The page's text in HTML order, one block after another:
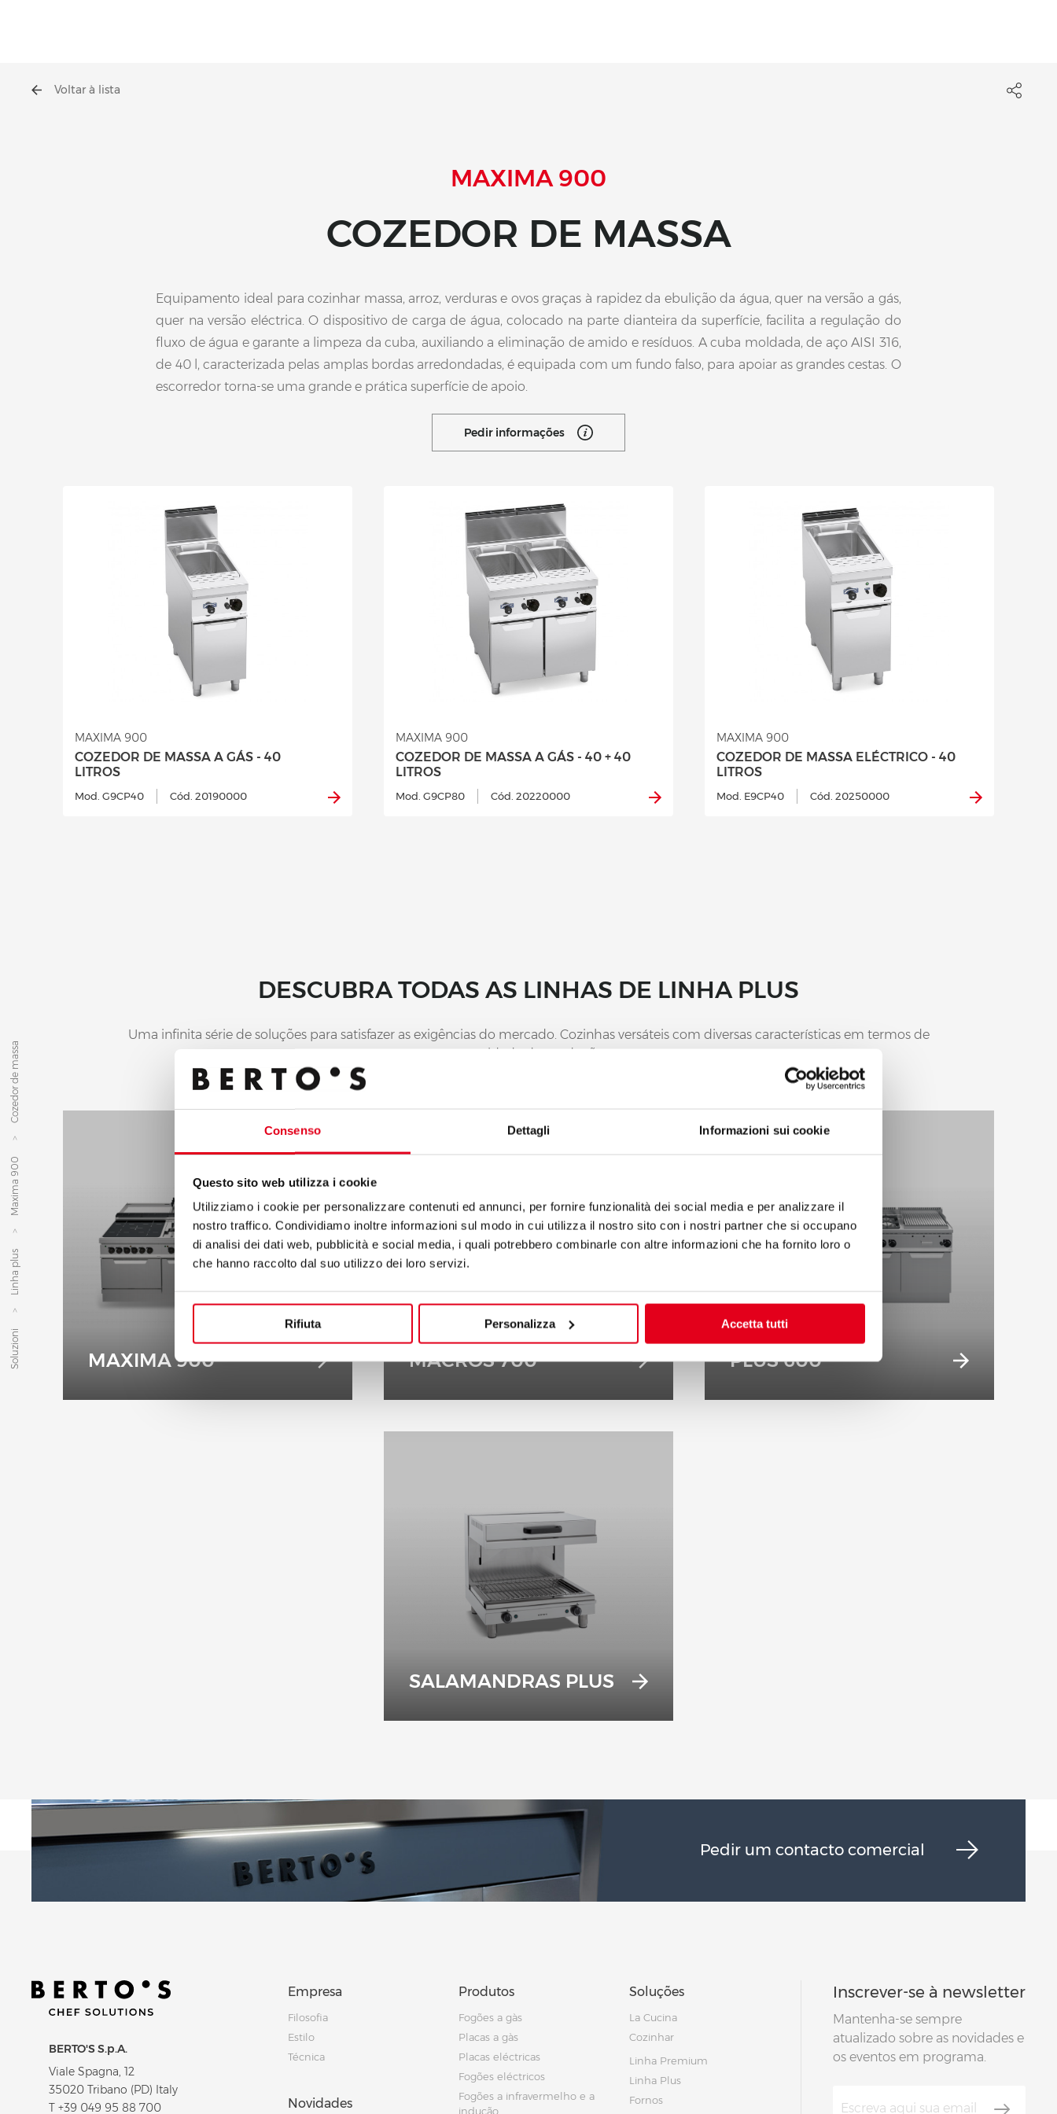
Consenso Dettagli Informazioni sui cookie
Questo sito web utilizza i cookie
Utilizziamo i cookie per personalizzare contenuti ed annunci, per fornire funzionalità dei social media e per analizzare il
nostro traffico. Condividiamo inoltre informazioni sul modo in cui utilizza il nostro sito con i nostri partner che si occupano
di analisi dei dati web, pubblicità e social media, i quali potrebbero combinarle con altre informazioni che ha fornito loro o
che hanno raccolto dal suo utilizzo dei loro servizi.
Rifiuta Personalizza Accetta tutti
Soluzioni
Linha plus
Maxima 900
Cozedor de massa
Voltar à lista
MAXIMA 900
COZEDOR DE MASSA
Equipamento ideal para cozinhar massa, arroz, verduras e ovos graças à rapidez da ebulição da água, quer na versão a gás,
quer na versão eléctrica. O dispositivo de carga de água, colocado na parte dianteira da superfície, facilita a regulação do
fluxo de água e garante a limpeza da cuba, auxiliando a eliminação de amido e resíduos. A cuba moldada, de aço AISI 316,
de 40 l, caracterizada pelas amplas bordas arredondadas, é equipada com um fundo falso, para apoiar as grandes cestas. O
escorredor torna-se uma grande e prática superfície de apoio.
Pedir informações
COZEDOR DE MASSA A GÁS - 40
LITROS
MAXIMA 900
Mod. G9CP40 Cód. 20190000
COZEDOR DE MASSA A GÁS - 40 + 40
LITROS
MAXIMA 900
Mod. G9CP80 Cód. 20220000
COZEDOR DE MASSA ELÉCTRICO - 40
LITROS
MAXIMA 900
Mod. E9CP40 Cód. 20250000
DESCUBRA TODAS AS LINHAS DE LINHA PLUS
Uma infinita série de soluções para satisfazer as exigências do mercado. Cozinhas versáteis com diversas características em termos de
capacidade de produção.
MAXIMA 900 MACROS 700 PLUS 600
SALAMANDRAS PLUS
Pedir um contacto comercial
BERTO'S S.p.A.
Viale Spagna, 12
35020 Tribano (PD) Italy
T +39 049 95 88 700
Empresa
Filosofia
Estilo
Técnica
Novidades
Produtos
Fogões a gàs
Placas a gàs
Placas eléctricas
Fogões eléctricos
Fogões a infravermelho e a
indução
Soluções
La Cucina
Cozinhar
Linha Premium
Linha Plus
Fornos
Inscrever-se à newsletter
Mantenha-se sempre
atualizado sobre as novidades e
os eventos em programa.